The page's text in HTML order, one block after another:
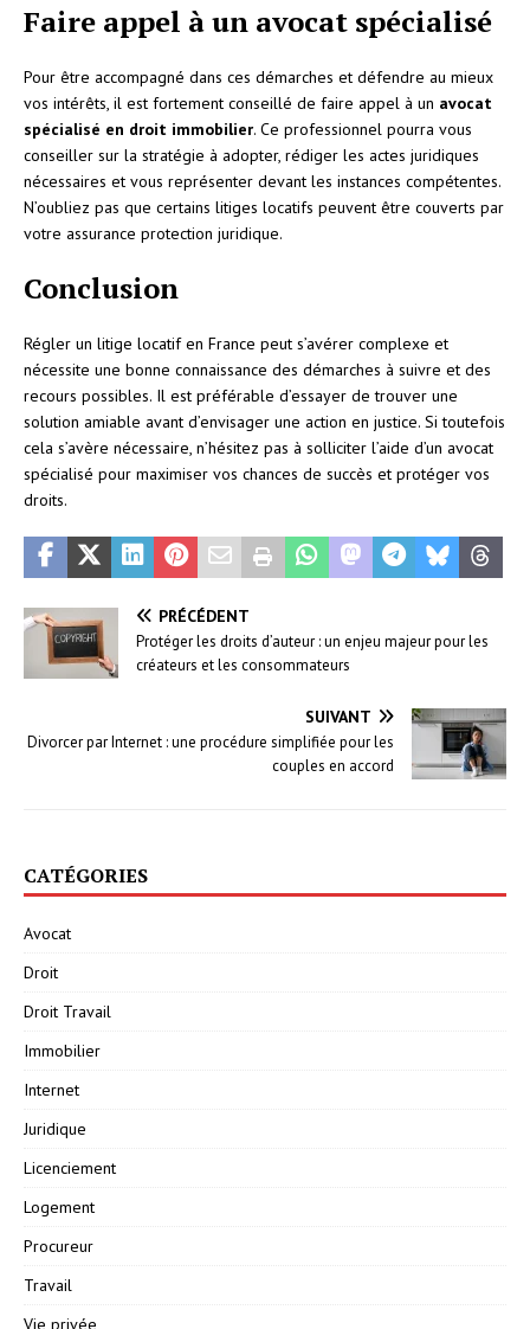
Faire appel à un avocat spécialisé
Pour être accompagné dans ces démarches et défendre au mieux
vos intérêts, il est fortement conseillé de faire appel à un avocat
spécialisé en droit immobilier. Ce professionnel pourra vous
conseiller sur la stratégie à adopter, rédiger les actes juridiques
nécessaires et vous représenter devant les instances compétentes.
N’oubliez pas que certains litiges locatifs peuvent être couverts par
votre assurance protection juridique.
Conclusion
Régler un litige locatif en France peut s’avérer complexe et
nécessite une bonne connaissance des démarches à suivre et des
recours possibles. Il est préférable d’essayer de trouver une
solution amiable avant d’envisager une action en justice. Si toutefois
cela s’avère nécessaire, n’hésitez pas à solliciter l’aide d’un avocat
spécialisé pour maximiser vos chances de succès et protéger vos
droits.
PRÉCÉDENT
Protéger les droits d’auteur : un enjeu majeur pour les
créateurs et les consommateurs
SUIVANT
Divorcer par Internet : une procédure simplifiée pour les
couples en accord
CATÉGORIES
Avocat
Droit
Droit Travail
Immobilier
Internet
Juridique
Licenciement
Logement
Procureur
Travail
Vie privée